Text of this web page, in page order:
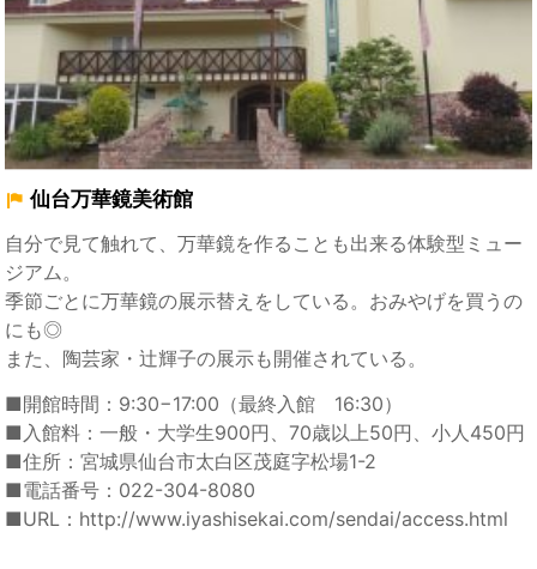
仙台万華鏡美術館
自分で見て触れて、万華鏡を作ることも出来る体験型ミュー
ジアム。
季節ごとに万華鏡の展示替えをしている。おみやげを買うの
にも◎
また、陶芸家・辻輝子の展示も開催されている。
■開館時間：9:30−17:00（最終入館 16:30）
■入館料：一般・大学生900円、70歳以上50円、小人450円
■住所：宮城県仙台市太白区茂庭字松場1-2
■電話番号：022-304-8080
■URL：http://www.iyashisekai.com/sendai/access.html